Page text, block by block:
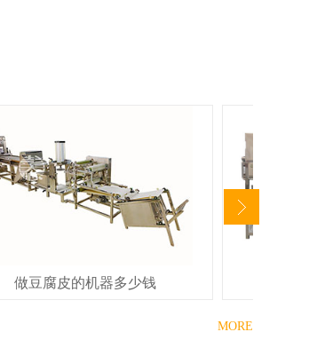
小型全自动豆腐设备
MORE